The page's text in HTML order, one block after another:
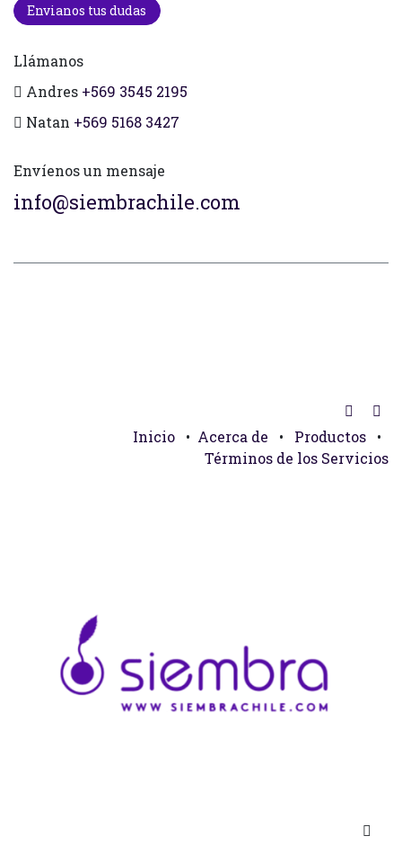
Envianos tus dudas
Llámanos
Andres +569 3545 2195
Natan +569 5168 3427
Envíenos un mensaje
info@siembrachile.com
Inicio • Acerca de • Productos
•
Términos de los Servicios